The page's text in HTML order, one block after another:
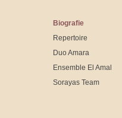
Biografie
Repertoire
Duo Amara
Ensemble El Amal
Sorayas Team